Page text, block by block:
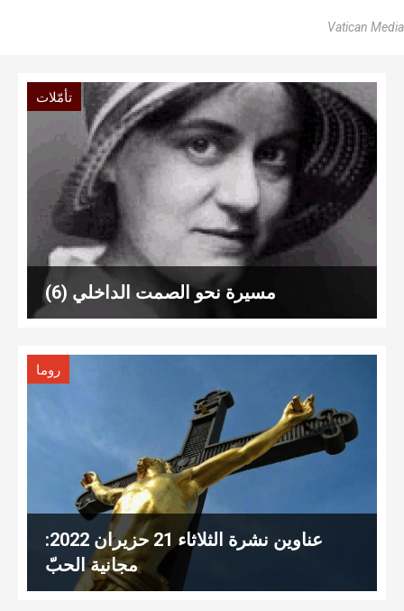
Vatican Media
تأمّلات
مسيرة نحو الصمت الداخلي (6)
روما
عناوين نشرة الثلاثاء 21 حزيران 2022:
مجانية الحبّ